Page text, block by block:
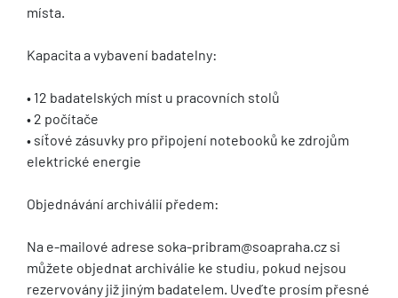
místa.
Kapacita a vybavení badatelny:
• 12 badatelských míst u pracovních stolů
• 2 počítače
• síťové zásuvky pro připojení notebooků ke zdrojům
elektrické energie
Objednávání archiválií předem:
Na e-mailové adrese soka-pribram@soapraha.cz si
můžete objednat archiválie ke studiu, pokud nejsou
rezervovány již jiným badatelem. Uveďte prosím přesné